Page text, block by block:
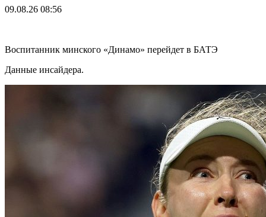
09.08.26 08:56
Воспитанник минского «Динамо» перейдет в БАТЭ
Данные инсайдера.